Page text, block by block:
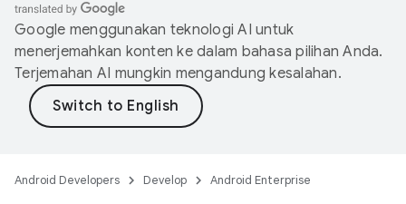
Google menggunakan teknologi AI untuk
menerjemahkan konten ke dalam bahasa pilihan Anda.
Terjemahan AI mungkin mengandung kesalahan.
Android Developers Develop Android Enterprise